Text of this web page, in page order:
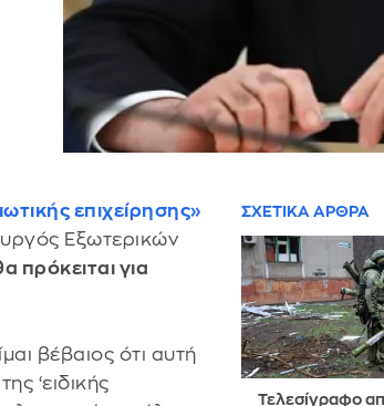
επιχείρησης»
Εξωτερικών
πρόκειται για
βέβαιος ότι αυτή
‘ειδικής
ΣΧΕΤΙΚΑ ΑΡΘΡΑ
Τελεσίγραφο